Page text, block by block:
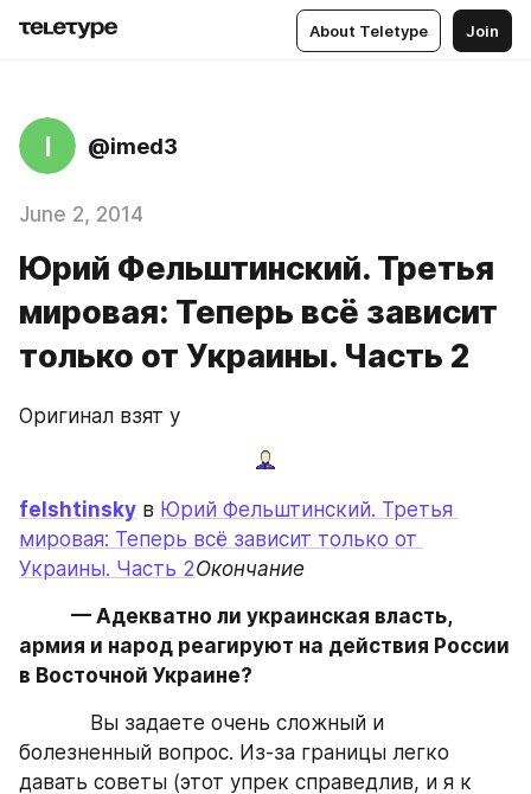
About Teletype Join
I @imed3
June 2, 2014
Юрий Фельштинский. Третья
мировая: Теперь всё зависит
только от Украины. Часть 2
Оригинал взят у
felshtinsky в Юрий Фельштинский. Третья
мировая: Теперь всё зависит только от
Украины. Часть 2Окончание
армия и народ реагируют на действия России
в Восточной Украине?
Вы задаете очень сложный и
болезненный вопрос. Из-за границы легко
давать советы (этот упрек справедлив, и я к